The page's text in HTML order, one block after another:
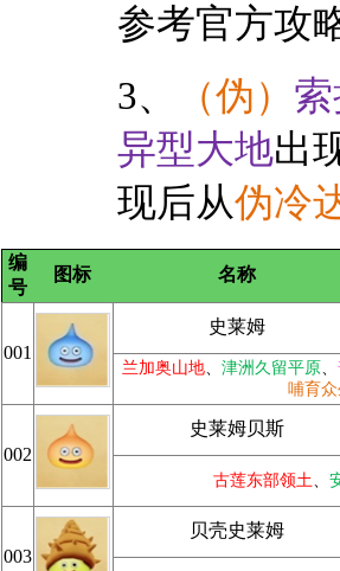
参考官方攻
3、
（伪）
异型大地出
现后从伪冷
编
号
图标 名称
001
史莱姆
兰加奥山地、 津洲久留平原、
哺育
002
史莱姆贝斯
古莲东部领土、
003
贝壳史莱姆